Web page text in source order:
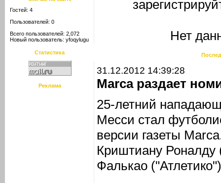
Гостей: 4
Пользователей: 0
Всего пользователей: 2,072
Новый пользователь: yfoqylugu
Статистика
Реклама
Нет
31.12.2012 14:39:28
Marca раздает
25-летний
Месси стал
версии газеты
Криштиану
Фалькао